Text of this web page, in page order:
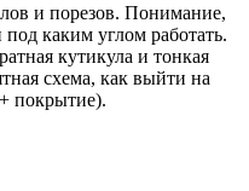
и порезов. Понимание,
каким углом работать.
кутикула и тонкая
схема, как выйти на
покрытие).